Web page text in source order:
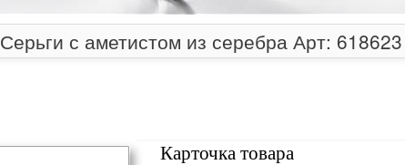
Серьги с аметистом из серебра Арт: 618623
Карточка товара